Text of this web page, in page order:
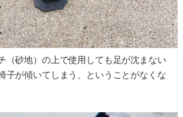
（砂地）の上で使用しても足が沈まない
子が傾いてしまう、ということがなくな